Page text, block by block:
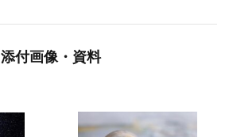
添付画像・資料